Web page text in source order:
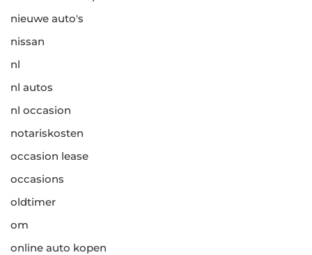
nieuwe auto's
nissan
nl
nl autos
nl occasion
notariskosten
occasion lease
occasions
oldtimer
om
online auto kopen